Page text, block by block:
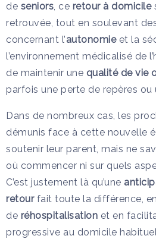
de seniors, ce retour à domicile
retrouvée, tout en soulevant
concernant l’autonomieet la
l’environnement médicalisé de
de maintenir une qualité de vie
parfois une perte de repères ou
Dans de nombreux cas, les
démunis face à cette nouvelle
soutenir leur parent, mais ne
où commencer ni sur quels
C’est justement là qu’une
retourfait toute la différence,
de réhospitalisation et en
progressive au domicile